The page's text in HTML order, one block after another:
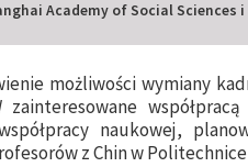
Academy of Social Sciences
możliwości wymiany
zainteresowane
naukowej,
z Chin w Politechnice